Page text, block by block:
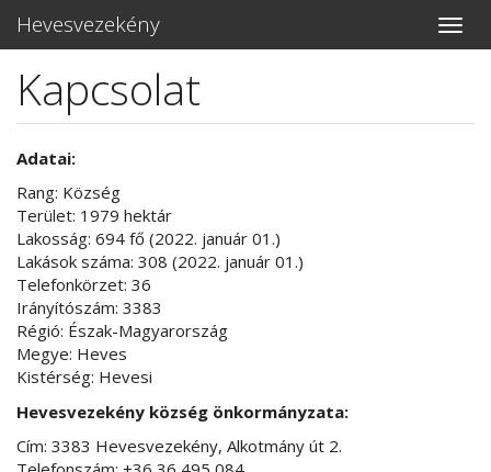
Ugrás
tartalomra
Hevesvezekény
Toggle
Kapcsolat
Adatai:
Rang: Község
Terület: 1979 hektár
Lakosság: 694 fő (2022. január 01.)
Lakások száma: 308 (2022. január 01.)
Telefonkörzet: 36
Irányítószám: 3383
Régió: Észak-Magyarország
Megye: Heves
Kistérség: Hevesi
Hevesvezekény község önkormányzata:
Cím: 3383 Hevesvezekény, Alkotmány út 2.